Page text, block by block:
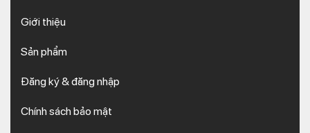
Giới thiệu
Sản phẩm
Đăng ký & đăng nhập
Chính sách bảo mật